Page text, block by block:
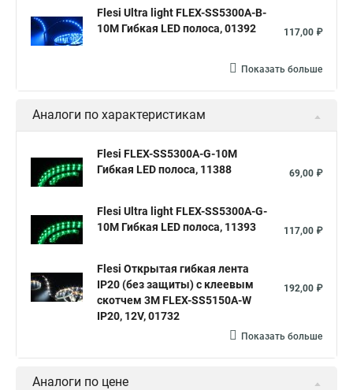
Flesi Ultra light FLEX-SS5300A-B-
10M Гибкая LED полоса, 01392
117,00 ₽
Показать больше
Аналоги по характеристикам
Flesi FLEX-SS5300A-G-10M
Гибкая LED полоса, 11388
69,00 ₽
Flesi Ultra light FLEX-SS5300A-G-
10M Гибкая LED полоса, 11393
117,00 ₽
Flesi Открытая гибкая лента
IP20 (без защиты) с клеевым
скотчем 3М FLEX-SS5150A-W
IP20, 12V, 01732
192,00 ₽
Показать больше
Аналоги по цене